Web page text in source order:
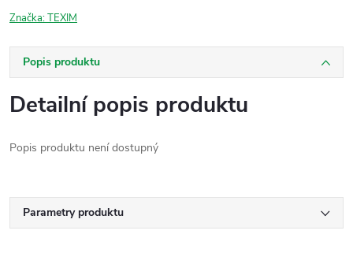
Značka:TEXIM
Popis produktu
Detailní popis produktu
Popis produktu není dostupný
Parametry produktu